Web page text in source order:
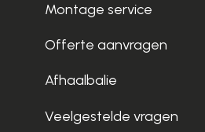
Montage service
Offerte aanvragen
Afhaalbalie
Veelgestelde vragen